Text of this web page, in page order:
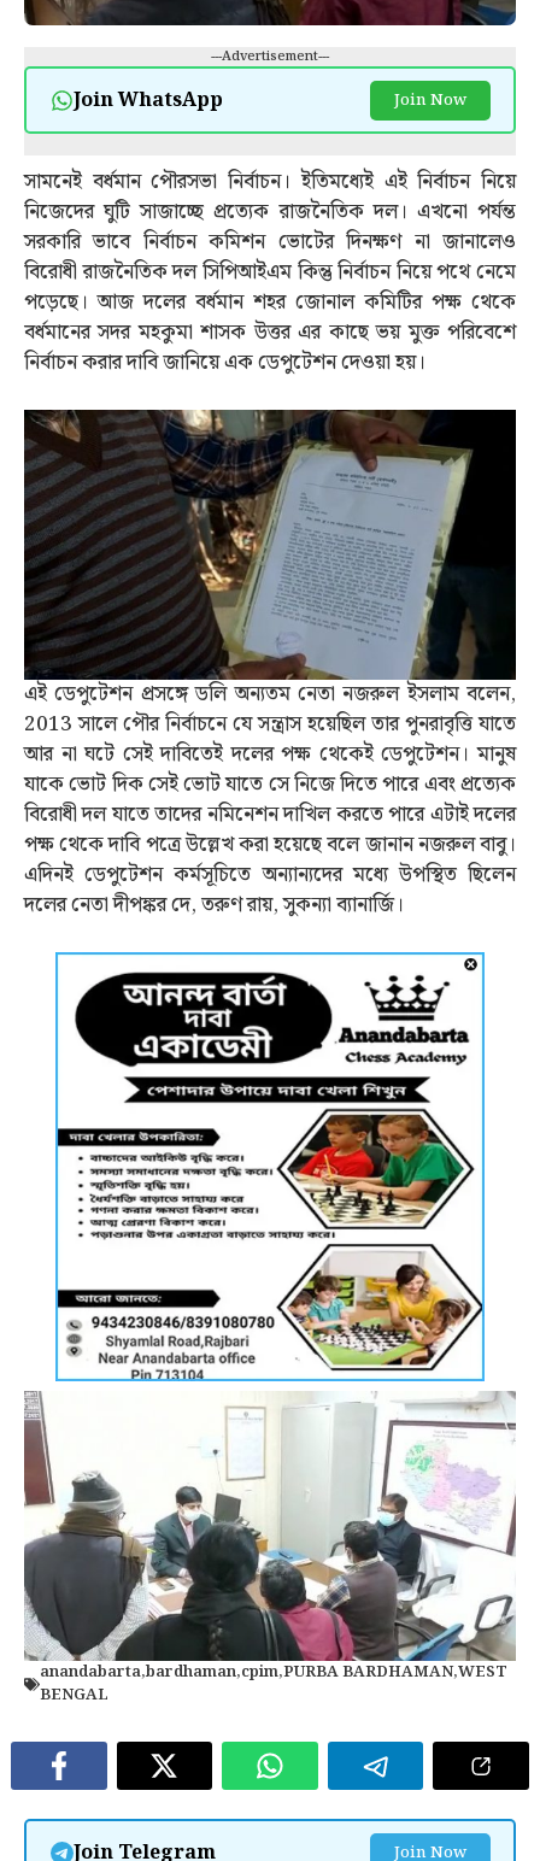
---Advertisement---
Join WhatsApp Join Now
সামনেই বর্ধমান পৌরসভা নির্বাচন। ইতিমধ্যেই এই নির্বাচন নিয়ে
নিজেদের ঘুটি সাজাচ্ছে প্রত্যেক রাজনৈতিক দল। এখনো পর্যন্ত
সরকারি ভাবে নির্বাচন কমিশন ভোটের দিনক্ষণ না জানালেও
বিরোধী রাজনৈতিক দল সিপিআইএম কিন্তু নির্বাচন নিয়ে পথে নেমে
পড়েছে। আজ দলের বর্ধমান শহর জোনাল কমিটির পক্ষ থেকে
বর্ধমানের সদর মহকুমা শাসক উত্তর এর কাছে ভয় মুক্ত পরিবেশে
নির্বাচন করার দাবি জানিয়ে এক ডেপুটেশন দেওয়া হয়।
এই ডেপুটেশন প্রসঙ্গে ডলি অন্যতম নেতা নজরুল ইসলাম বলেন,
2013 সালে পৌর নির্বাচনে যে সন্ত্রাস হয়েছিল তার পুনরাবৃত্তি যাতে
আর না ঘটে সেই দাবিতেই দলের পক্ষ থেকেই ডেপুটেশন। মানুষ
যাকে ভোট দিক সেই ভোট যাতে সে নিজে দিতে পারে এবং প্রত্যেক
বিরোধী দল যাতে তাদের নমিনেশন দাখিল করতে পারে এটাই দলের
পক্ষ থেকে দাবি পত্রে উল্লেখ করা হয়েছে বলে জানান নজরুল বাবু।
এদিনই ডেপুটেশন কর্মসূচিতে অন্যান্যদের মধ্যে উপস্থিত ছিলেন
দলের নেতা দীপঙ্কর দে, তরুণ রায়, সুকন্যা ব্যানার্জি।
anandabarta,bardhaman,cpim,PURBA BARDHAMAN,WEST
BENGAL
Join Telegram Join Now